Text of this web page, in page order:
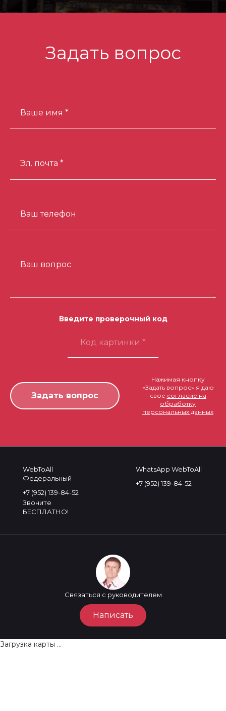
Задать вопрос
Ваше имя *
Эл. почта *
Ваш телефон
Ваш вопрос
Введите проверочный код
Нажимая кнопку
«Задать вопрос» я даю
свое согласие на
обработку
персональных данных
WebToAll
Федеральный
+7 (952) 139-84-52
Звоните
БЕСПЛАТНО!
WhatsApp WebToAll
+7 (952) 139-84-52
Связаться с руководителем
Написать
Загрузка карты ...